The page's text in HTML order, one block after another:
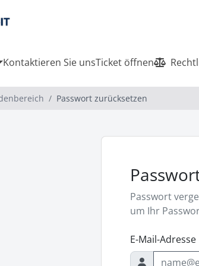
Kontaktieren Sie unsTicket öffnen
Passwort zurücksetzen
Passwort
um Ihr
E-Mail-Adresse